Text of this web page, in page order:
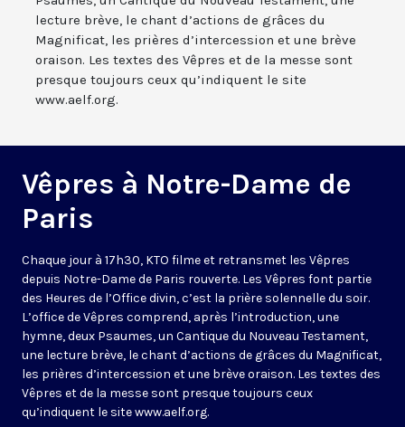
lecture brève, le chant d’actions de grâces du
Magnificat, les prières d’intercession et une brève
oraison. Les textes des Vêpres et de la messe sont
presque toujours ceux qu’indiquent le site
www.aelf.org.
Vêpres à Notre-Dame de
Paris
Chaque jour à 17h30, KTO filme et retransmet les Vêpres
depuis Notre-Dame de Paris rouverte. Les Vêpres font partie
des Heures de l’Office divin, c’est la prière solennelle du soir.
L’office de Vêpres comprend, après l’introduction, une
hymne, deux Psaumes, un Cantique du Nouveau Testament,
une lecture brève, le chant d’actions de grâces du Magnificat,
les prières d’intercession et une brève oraison. Les textes des
Vêpres et de la messe sont presque toujours ceux
qu’indiquent le sitewww.aelf.org.